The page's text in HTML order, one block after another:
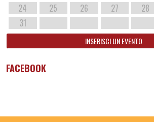
24 25 26 27 28
31
INSERISCI UN EVENTO
FACEBOOK